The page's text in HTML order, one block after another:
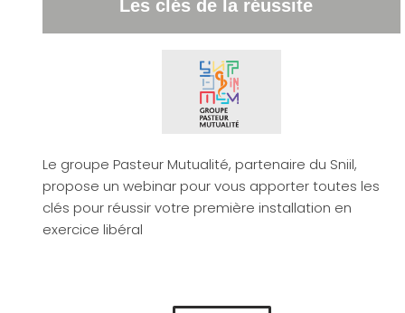
Les clés de la réussite
Le groupe Pasteur Mutualité, partenaire du Sniil,
propose un webinar pour vous apporter toutes les
clés pour réussir votre première installation en
exercice libéral